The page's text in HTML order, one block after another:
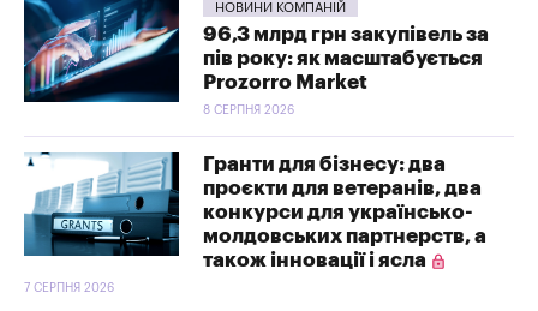
НОВИНИ КОМПАНІЙ
96,3 млрд грн закупівель за
пів року: як масштабується
Prozorro Market
8 СЕРПНЯ 2026
Гранти для бізнесу: два
проєкти для ветеранів, два
конкурси для українсько-
молдовських партнерств, а
також інновації і ясла
7 СЕРПНЯ 2026